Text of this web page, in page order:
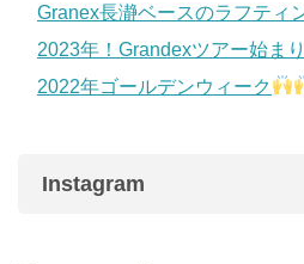
Granex長瀞ベースのラフティ
2023年！Grandexツアー始ま
2022年ゴールデンウィーク
Instagram